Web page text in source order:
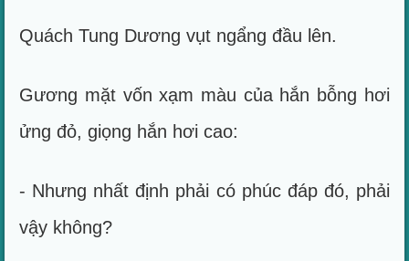
Quách Tung Dương vụt ngẩng đầu lên.
Gương mặt vốn xạm màu của hắn bỗng hơi
ửng đỏ, giọng hắn hơi cao:
- Nhưng nhất định phải có phúc đáp đó, phải
vậy không?